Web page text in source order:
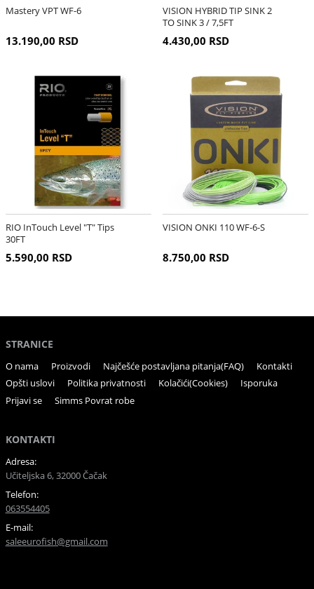
Mastery VPT WF-6
13.190,00 RSD
VISION HYBRID TIP SINK 2
TO SINK 3 / 7,5FT
4.430,00 RSD
RIO InTouch Level "T" Tips
30FT
5.590,00 RSD
VISION ONKI 110 WF-6-S
8.750,00 RSD
STRANICE
O nama Proizvodi Najčešće postavljana pitanja(FAQ)
Kontakti
Opšti uslovi
Politika privatnosti Kolačići(Cookies)
Isporuka
Prijavi se
Simms Povrat robe
KONTAKTI
Adresa:
Učiteljska 6, 32000 Čačak
Telefon:
063554405
E-mail:
saleeurofish@gmail.com